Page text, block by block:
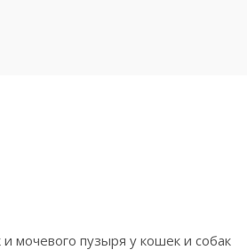
мочевого пузыря у кошек и собак